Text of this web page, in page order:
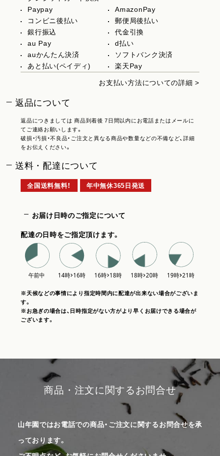
Paypay
AmazonPay
コンビニ後払い
郵便局後払い
銀行振込
代金引換
au Pay
d払い
auかんたん決済
ソフトバンク決済
あと払い(ペイディ)
楽天Pay
お支払い方法についての詳細 >
返品について
返品につきましては 商品到着後 7日間以内にお電話またはメールに
てご連絡お願いします。
破損・汚損・不良品・ご注文と異なる商品や数量などの不備など、詳細
をお伝えください。
送料・配達について
全国送料無料！ 年中無休365日発送
お届け日時のご指定について
配達の日時をご指定頂けます。
※天候などの事情により指定時間内に配達が出来ない場合がございま
す。
※お急ぎの場合は、日時指定がない方がより早くお届けできる場合が
ございます。
商品・注文に関するお問合せ
山年園ではお電話での商品・ご注文に関するお問合せを承
っております。